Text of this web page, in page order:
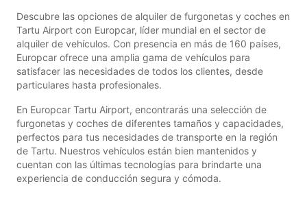
Descubre las opciones de alquiler de furgonetas y coches en
Tartu Airport con Europcar, líder mundial en el sector de
alquiler de vehículos. Con presencia en más de 160 países,
Europcar ofrece una amplia gama de vehículos para
satisfacer las necesidades de todos los clientes, desde
particulares hasta profesionales.
En Europcar Tartu Airport, encontrarás una selección de
furgonetas y coches de diferentes tamaños y capacidades,
perfectos para tus necesidades de transporte en la región
de Tartu. Nuestros vehículos están bien mantenidos y
cuentan con las últimas tecnologías para brindarte una
experiencia de conducción segura y cómoda.